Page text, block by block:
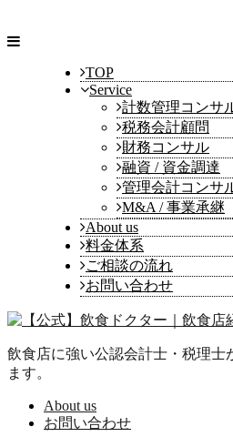
TOP
Service
計数管理コンサ
税務会計顧問
財務コンサル
融資 / 資金調達
管理会計コンサ
M&A / 事業承継
About us
料金体系
ご相談の流れ
お問い合わせ
飲食店に強い公認会計士・税理士
ます。
About us
お問い合わせ